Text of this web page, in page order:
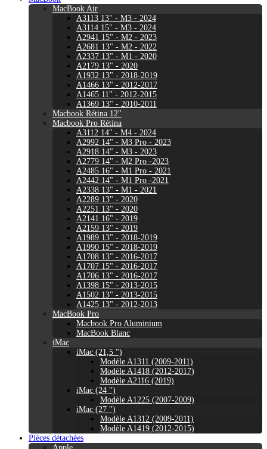
MacBook Air
A3113 13" - M3 - 2024
A3114 15" - M3 - 2024
A2941 15" - M2 - 2023
A2681 13" - M2 - 2022
A2337 13" - M1 - 2020
A2179 13" - 2020
A1932 13" - 2018-2019
A1466 13" - 2012-2017
A1465 11" - 2012-2015
A1369 13" - 2010-2011
Macbook Rétina 12"
Macbook Pro Rétina
A3112 14" - M4 - 2024
A2992 14" - M3 Pro - 2023
A2918 14" - M3 - 2023
A2779 14" - M2 Pro -2023
A2485 16" - M1 Pro - 2021
A2442 14" - M1 Pro -2021
A2338 13" - M1 - 2021
A2289 13" - 2020
A2251 13" - 2020
A2141 16" - 2019
A2159 13" - 2019
A1989 13" - 2018-2019
A1990 15" - 2018-2019
A1708 13" - 2016-2017
A1707 15" - 2016-2017
A1706 13" - 2016-2017
A1398 15" - 2013-2015
A1502 13" - 2013-2015
A1425 13" - 2012-2013
MacBook Pro
Macbook Pro Aluminium
MacBook Blanc
iMac
iMac (21,5 ")
Modèle A1311 (2009-2011)
Modèle A1418 (2012-2017)
Modèle A2116 (2019)
iMac (24 ")
Modèle A1225 (2007-2009)
iMac (27 ")
Modèle A1312 (2009-2011)
Modèle A1419 (2012-2015)
Pièces détachées